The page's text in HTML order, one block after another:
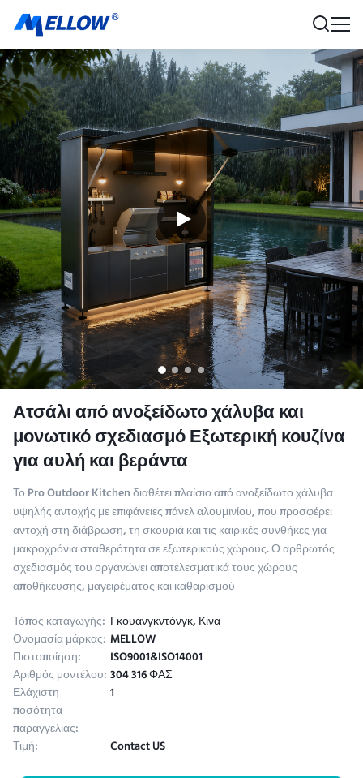
Ατσάλι από ανοξείδωτο χάλυβα και
μονωτικό σχεδιασμό Εξωτερική κουζίνα
για αυλή και βεράντα
Το Pro Outdoor Kitchen διαθέτει πλαίσιο από ανοξείδωτο χάλυβα
υψηλής αντοχής με επιφάνειες πάνελ αλουμινίου, που προσφέρει
αντοχή στη διάβρωση, τη σκουριά και τις καιρικές συνθήκες για
μακροχρόνια σταθερότητα σε εξωτερικούς χώρους. Ο αρθρωτός
σχεδιασμός του οργανώνει αποτελεσματικά τους χώρους
αποθήκευσης, μαγειρέματος και καθαρισμού
Τόπος καταγωγής: Γκουανγκντόνγκ, Κίνα
Ονομασία μάρκας: MELLOW
Πιστοποίηση: ISO9001&ISO14001
Αριθμός μοντέλου:304 316 ΦΑΣ
Ελάχιστη
ποσότητα
παραγγελίας:
1
Τιμή: Contact US